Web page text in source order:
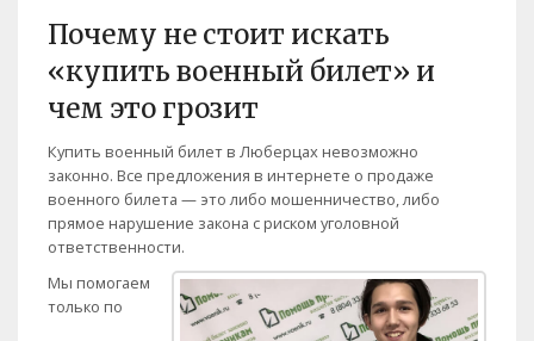
Почему не стоит искать
«купить военный билет» и
чем это грозит
Купить военный билет в Люберцах невозможно
законно. Все предложения в интернете о продаже
военного билета — это либо мошенничество, либо
прямое нарушение закона с риском уголовной
ответственности.
Мы помогаем
только по